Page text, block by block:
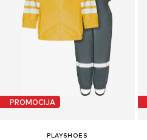
PROMOCIJA
PLAYSHOES